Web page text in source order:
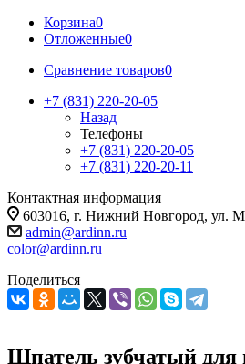
Корзина0
Отложенные0
Сравнение товаров0
+7 (831) 220-20-05
Назад
Телефоны
+7 (831) 220-20-05
+7 (831) 220-20-11
Контактная информация
603016, г. Нижний Новгород, ул.
admin@ardinn.ru
color@ardinn.ru
Поделиться
Шпатель зубчатый для